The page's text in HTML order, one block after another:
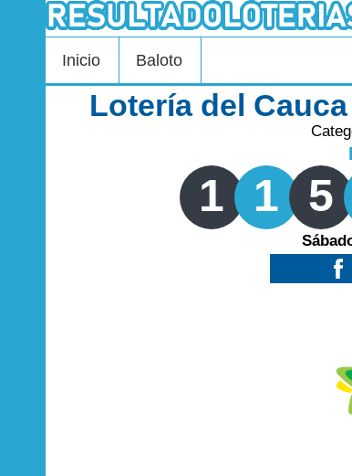
Inicio Baloto
Lotería del
1 1 5